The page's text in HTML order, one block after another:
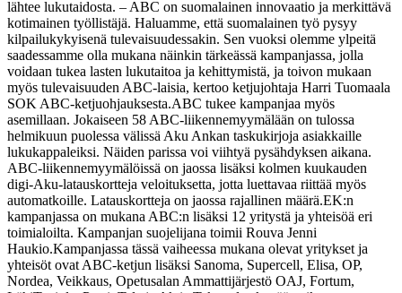
lähtee lukutaidosta. – ABC on suomalainen innovaatio ja merkittävä
kotimainen työllistäjä. Haluamme, että suomalainen työ pysyy
kilpailukykyisenä tulevaisuudessakin. Sen vuoksi olemme ylpeitä
saadessamme olla mukana näinkin tärkeässä kampanjassa, jolla
voidaan tukea lasten lukutaitoa ja kehittymistä, ja toivon mukaan
myös tulevaisuuden ABC-laisia, kertoo ketjujohtaja Harri Tuomaala
SOK ABC-ketjuohjauksesta.ABC tukee kampanjaa myös
asemillaan. Jokaiseen 58 ABC-liikennemyymälään on tulossa
helmikuun puolessa välissä Aku Ankan taskukirjoja asiakkaille
lukukappaleiksi. Näiden parissa voi viihtyä pysähdyksen aikana.
ABC-liikennemyymälöissä on jaossa lisäksi kolmen kuukauden
digi-Aku-latauskortteja veloituksetta, jotta luettavaa riittää myös
automatkoille. Latauskortteja on jaossa rajallinen määrä.EK:n
kampanjassa on mukana ABC:n lisäksi 12 yritystä ja yhteisöä eri
toimialoilta. Kampanjan suojelijana toimii Rouva Jenni
Haukio.Kampanjassa tässä vaiheessa mukana olevat yritykset ja
yhteisöt ovat ABC-ketjun lisäksi Sanoma, Supercell, Elisa, OP,
Nordea, Veikkaus, Opetusalan Ammattijärjestö OAJ, Fortum,